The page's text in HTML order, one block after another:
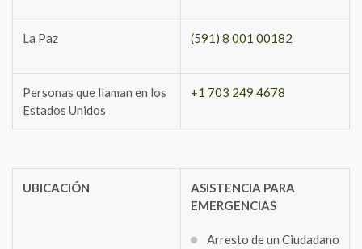
La Paz (591) 8 001 00182
Personas que llaman en los
Estados Unidos
+1 703 249 4678
UBICACIÓN
ASISTENCIA PARA
EMERGENCIAS
Arresto de un Ciudadano